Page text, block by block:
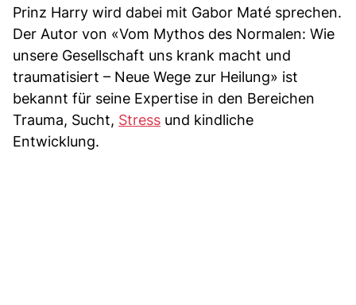
Prinz Harry wird dabei mit Gabor Maté sprechen.
Der Autor von «Vom Mythos des Normalen: Wie
unsere Gesellschaft uns krank macht und
traumatisiert – Neue Wege zur Heilung» ist
bekannt für seine Expertise in den Bereichen
Trauma, Sucht, Stress und kindliche
Entwicklung.